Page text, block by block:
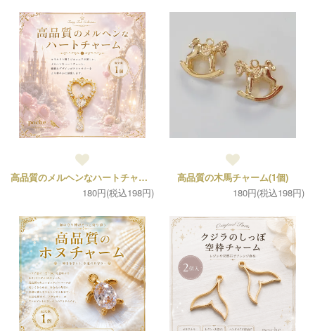
高品質のメルヘンなハートチャーム(1個)
180円(税込198円)
高品質の木馬チャーム(1個)
180円(税込198円)